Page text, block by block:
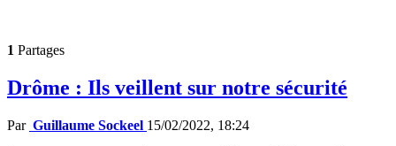
1 Partages
Drôme : Ils veillent sur notre sécurité
Par Guillaume Sockeel 15/02/2022, 18:24